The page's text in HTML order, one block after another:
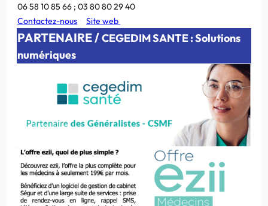
06 58 10 85 66 ; 03 80 80 29 40
Contactez-nous
Site web
PARTENAIRE /CEGEDIM SANTE : Solutions
numériques